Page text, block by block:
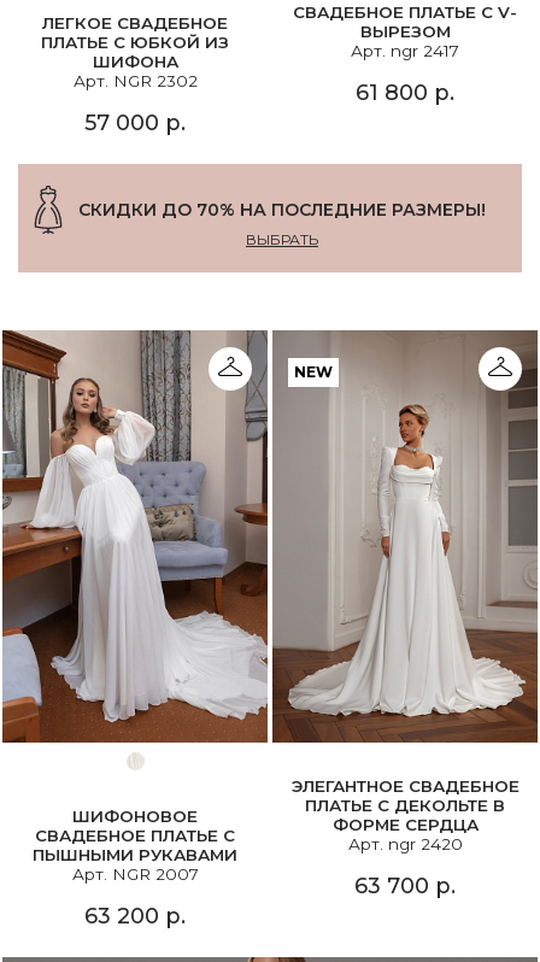
ЛЕГКОЕ СВАДЕБНОЕ
ПЛАТЬЕ С ЮБКОЙ ИЗ
ШИФОНА
Арт. NGR 2302
57 000 р.
СВАДЕБНОЕ ПЛАТЬЕ С V-
ВЫРЕЗОМ
Арт. ngr 2417
61 800 р.
СКИДКИ ДО 70% НА ПОСЛЕДНИЕ РАЗМЕРЫ!
ВЫБРАТЬ
ШИФОНОВОЕ
СВАДЕБНОЕ ПЛАТЬЕ С
ПЫШНЫМИ РУКАВАМИ
Арт. NGR 2007
63 200 р.
NEW
ЭЛЕГАНТНОЕ СВАДЕБНОЕ
ПЛАТЬЕ С ДЕКОЛЬТЕ В
ФОРМЕ СЕРДЦА
Арт. ngr 2420
63 700 р.